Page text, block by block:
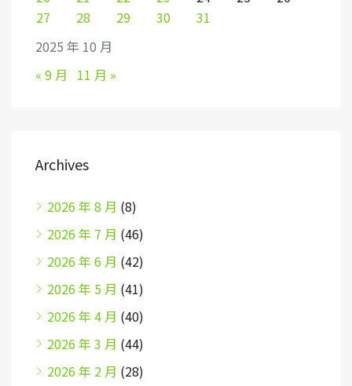
2025 年 10 月
27
28 29 30 31
« 9 月 11 月 »
Archives
2026 年 8 月 (8)
2026 年 7 月 (46)
2026 年 6 月 (42)
2026 年 5 月 (41)
2026 年 4 月 (40)
2026 年 3 月 (44)
2026 年 2 月 (28)